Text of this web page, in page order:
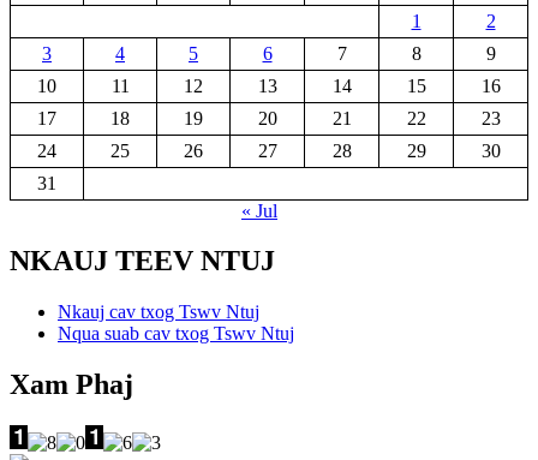
1
2
3
4 5 6 7 8
9
10
11 12 13 14 15
16
17
18 19 20 21 22
23
24
25 26 27 28 29
30
31
« Jul
NKAUJ TEEV NTUJ
Nkauj cav txog Tswv Ntuj
Nqua suab cav txog Tswv Ntuj
Xam Phaj